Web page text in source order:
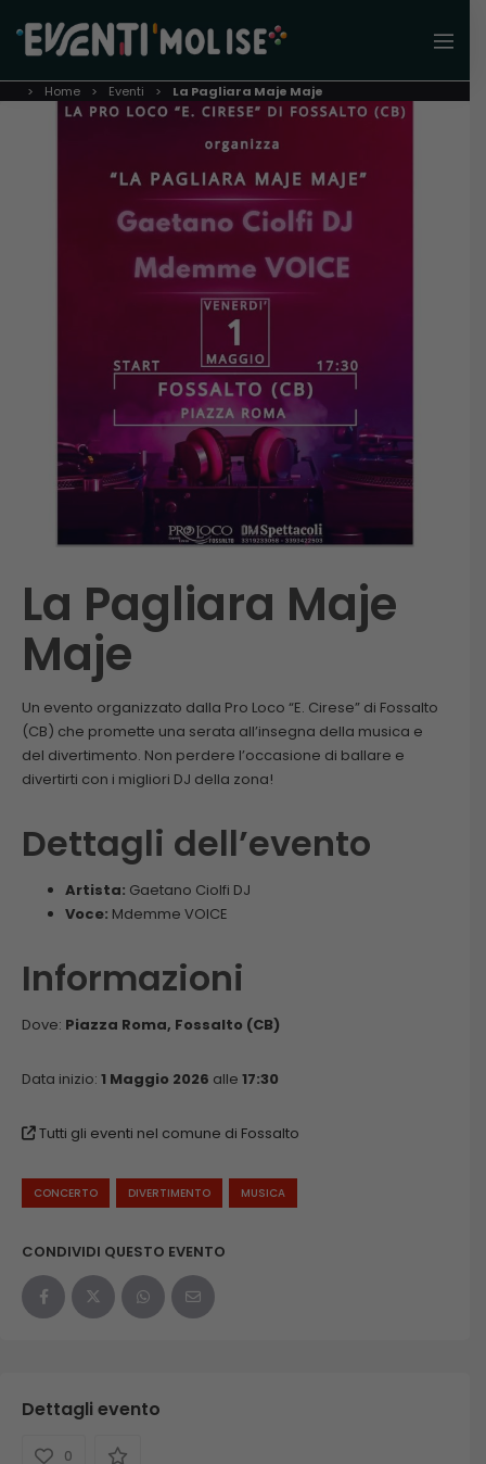
Home Eventi La Pagliara Maje Maje
La Pagliara Maje
Maje
Un evento organizzato dalla Pro Loco “E. Cirese” di Fossalto
(CB) che promette una serata all’insegna della musica e
del divertimento. Non perdere l’occasione di ballare e
divertirti con i migliori DJ della zona!
Dettagli dell’evento
Artista: Gaetano Ciolfi DJ
Voce: Mdemme VOICE
Informazioni
Dove: Piazza Roma, Fossalto (CB)
Data inizio: 1 Maggio 2026 alle 17:30
Tutti gli eventi nel comune di Fossalto
CONCERTO DIVERTIMENTO MUSICA
CONDIVIDI QUESTO EVENTO
Dettagli evento
0